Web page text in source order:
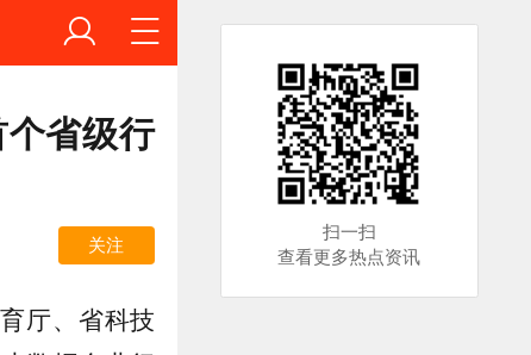
省级行
关注
厅、省科技
扫一扫
查看更多热点资讯